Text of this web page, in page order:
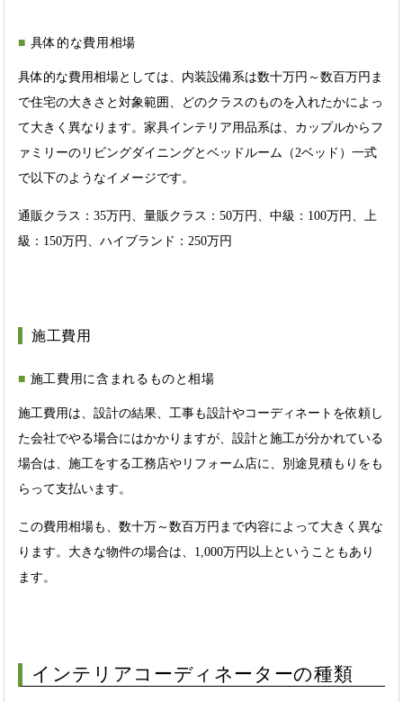
具体的な費用相場
具体的な費用相場としては、内装設備系は数十万円～数百万円ま
で住宅の大きさと対象範囲、どのクラスのものを入れたかによっ
て大きく異なります。家具インテリア用品系は、カップルからフ
ァミリーのリビングダイニングとベッドルーム（2ベッド）一式
で以下のようなイメージです。
通販クラス：35万円、量販クラス：50万円、中級：100万円、上
級：150万円、ハイブランド：250万円
施工費用
施工費用に含まれるものと相場
施工費用は、設計の結果、工事も設計やコーディネートを依頼し
た会社でやる場合にはかかりますが、設計と施工が分かれている
場合は、施工をする工務店やリフォーム店に、別途見積もりをも
らって支払います。
この費用相場も、数十万～数百万円まで内容によって大きく異な
ります。大きな物件の場合は、1,000万円以上ということもあり
ます。
インテリアコーディネーターの種類